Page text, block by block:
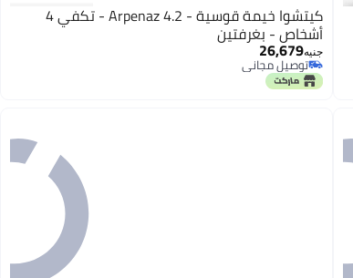
كيتشوا خيمة قوسية - Arpenaz 4.2 - تكفي 4
أشخاص - بغرفتين
جنيه26,679
توصيل مجاني
توصيل مجاني